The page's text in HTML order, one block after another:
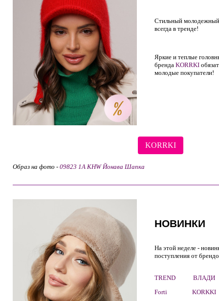
Стильный
всегда в тренде!
Яркие и теплые
бренда KORRKI
молодые покупатели!
KORRKI
Образ на фото - 09823 1A KHW Йонава Шапка
НОВИНКИ
На этой неделе -
поступления от
TREND
ВЛАДИ
Forti
KORKKI